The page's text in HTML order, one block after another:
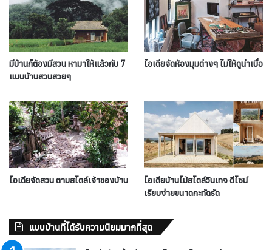
มีบ้านก็ต้องมีสวน หามาให้แล้วกับ 7
แบบบ้านสวนสวยๆ
ไอเดียจัดห้องมุมต่างๆ ไม่ให้ดูน่าเบื่อ
ไอเดียจัดสวน ตามสไตล์เจ้าของบ้าน
ไอเดียบ้านไม้สไตล์วินเทจ ดีไซน์
เรียบง่ายขนาดกะทัดรัด
แบบบ้านที่ได้รับความนิยมมากที่สุด